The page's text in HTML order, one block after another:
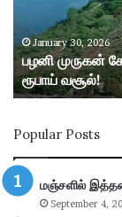
ன்
கோ
யி
ல்
உ
டி
ய
ல்
கா
January 30, 2026
பழனி முருகன்
ரூபாய் வசூல்!
Popular Posts
மஞ்சளில்
September 4,